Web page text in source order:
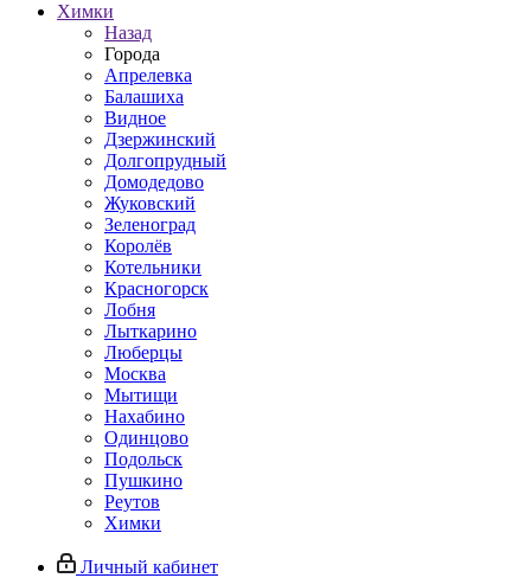
Химки
Назад
Города
Апрелевка
Балашиха
Видное
Дзержинский
Долгопрудный
Домодедово
Жуковский
Зеленоград
Королёв
Котельники
Красногорск
Лобня
Лыткарино
Люберцы
Москва
Мытищи
Нахабино
Одинцово
Подольск
Пушкино
Реутов
Химки
Личный кабинет